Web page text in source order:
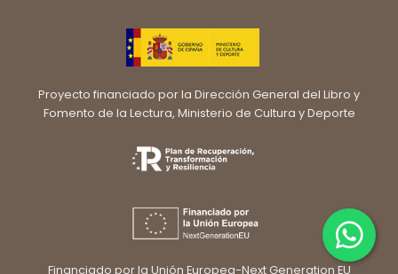
Proyecto financiado por la Dirección General del Libro y
Fomento de la Lectura, Ministerio de Cultura y Deporte
Financiado por la Unión Europea-Next Generation EU